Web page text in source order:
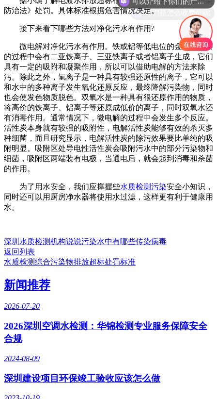
防治法》处罚。具体标准根据危害情况决定。
接下来看下哪些方法对净化污水有作用?
微电解对净化污水有作用。铁或铝等低电位的金属在溶解
的过程中会有二亚铁离子、三亚铁离子或者铝离子生成，它们
具有一定的吸附和凝聚作用，所以可以借助电解的方法来除
污。除此之外，氢离子是一种具有较强还原性的离子，它可以
和水中的多种离子发生氧化还原反应，最终降解污染物，同时
也会使发色物质脱色。双氧水是一种具有很还原作用的物质，
将高价的铁离子、铝离子等还原成低价的离子，同时双氧水还
有消毒作用。通常情况下，微电解的过程中会发生多个反应。
活性炭本身就有较强的吸附性，电解活性炭能够有效的杀灭多
种细菌，而且研究显示，电解活性炭的除污效果要比单纯的吸
附明显。吸附区处导电性活性炭会吸附污水中的部分污染物和
细菌，吸附区两端装有电极，当通电后，就会起到消毒和杀菌
的作用。
为了用水安全，我们应撑握些水质检测污染安全小知识，
同时还可以用厨房净水器将使用水过滤，这样更有利于健康用
水。
深圳水质检测机构说说污染水中有哪些传染病毒
返回列表
水质检测综合污染物排放超标处罚标准
新闻推荐
2026-07-20
2026深圳空调水检测：华锦检测专业服务保障安全
合规
2024-08-09
深圳建设项目环保竣工验收应该怎么做
你们是怎么收费的呢